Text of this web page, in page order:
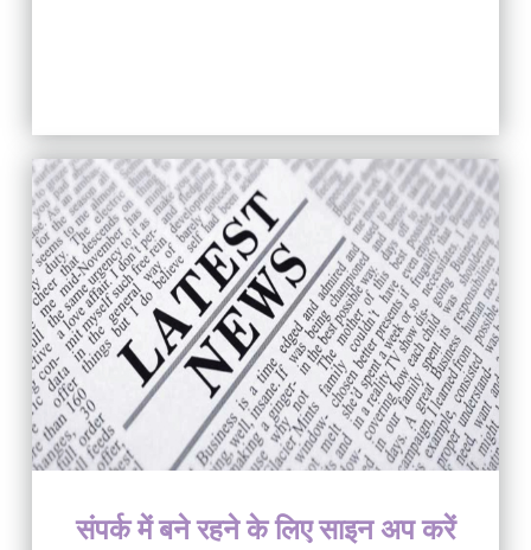
संपर्क में बने रहने के लिए साइन अप करें